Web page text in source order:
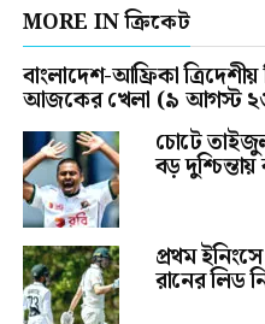
MORE IN ক্রিকেট
বাংলাদেশ-আফ্রিকা
আজকের খেলা (৯ আগস্ট
চোটে
বড়
প্রথম
রানের লিড